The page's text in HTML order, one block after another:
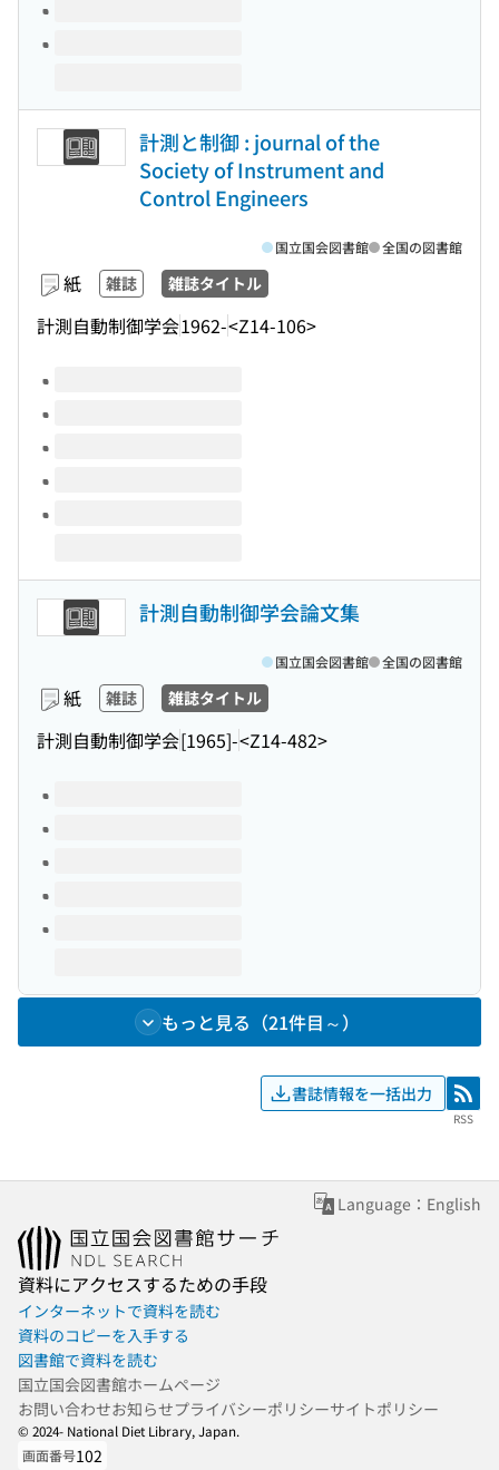
計測と制御 : journal of the
Society of Instrument and
Control Engineers
紙 雑誌 雑誌タイトル
計測自動制御学会1962-<Z14-106>
国立国会図書館 全国の図書館
このタイトルの巻号
計測自動制御学会論文集
紙 雑誌 雑誌タイトル
計測自動制御学会[1965]-<Z14-482>
国立国会図書館 全国の図書館
このタイトルの巻号
もっと見る（21件目～）
書誌情報を一括出力 RSS
RSS
Language：English
資料にアクセスするための手段
インターネットで資料を読む
資料のコピーを入手する
図書館で資料を読む
国立国会図書館ホームページ
お問い合わせお知らせプライバシーポリシーサイトポリシー
© 2024- National Diet Library, Japan.
画面番号102